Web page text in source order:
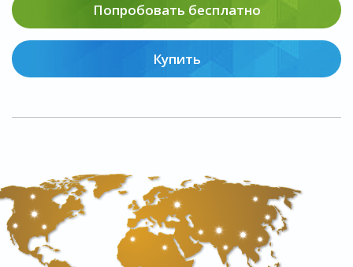
Попробовать бесплатно
Купить